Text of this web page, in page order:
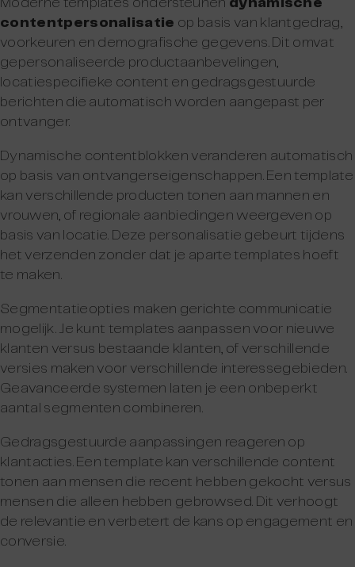
Moderne templates ondersteunen dynamische
contentpersonalisatie op basis van klantgedrag,
voorkeuren en demografische gegevens. Dit omvat
gepersonaliseerde productaanbevelingen,
locatiespecifieke content en gedragsgestuurde
berichten die automatisch worden aangepast per
ontvanger.
Dynamische contentblokken veranderen automatisch
op basis van ontvangerseigenschappen. Een template
kan verschillende producten tonen aan mannen en
vrouwen, of regionale aanbiedingen weergeven op
basis van locatie. Deze personalisatie gebeurt tijdens
het verzenden zonder dat je aparte templates hoeft
te maken.
Segmentatieopties maken gerichte communicatie
mogelijk. Je kunt templates aanpassen voor nieuwe
klanten versus bestaande klanten, of verschillende
versies maken voor verschillende interessegebieden.
Geavanceerde systemen laten je een onbeperkt
aantal segmenten combineren.
Gedragsgestuurde aanpassingen reageren op
klantacties. Een template kan verschillende content
tonen aan mensen die recent hebben gekocht versus
mensen die alleen hebben gebrowsed. Dit verhoogt
de relevantie en verbetert de kans op engagement en
conversie.